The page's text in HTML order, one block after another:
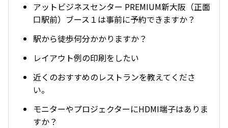
アットビジネスセンター PREMIUM新大阪（正面
口駅前）ブース１は事前に予約できますか？
駅から徒歩何分かかりますか？
レイアウト例の印刷をしたい
近くのおすすめのレストランを教えてくださ
い。
モニターやプロジェクターにHDMI端子はありま
すか？